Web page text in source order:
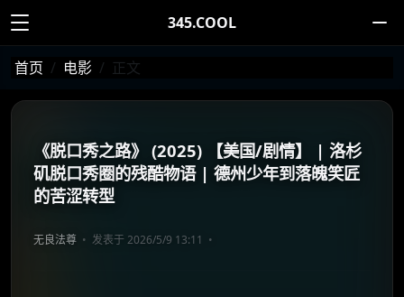
345.COOL
首页 电影 正文
《脱口秀之路》 (2025) 【美国/剧情】 | 洛杉
矶脱口秀圈的残酷物语 | 德州少年到落魄笑匠
的苦涩转型
无良法尊 发表于 2026/5/9 13:11